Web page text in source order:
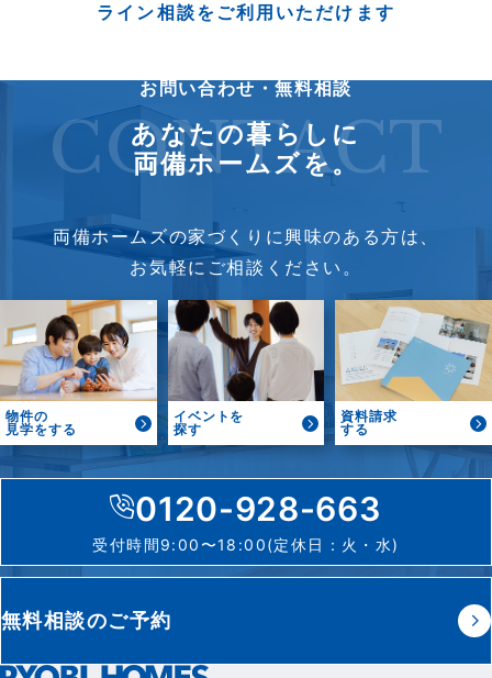
ライン相談をご利用いただけます
お問い合わせ・無料相談
CONTACT
あなたの暮らしに
両備ホームズを。
両備ホームズの家づくりに興味のある方は、
お気軽にご相談ください。
物件の
見学をする
イベントを
探す
資料請求
する
0120-928-663
受付時間9:00〜18:00(定休日：火・水)
無料相談のご予約